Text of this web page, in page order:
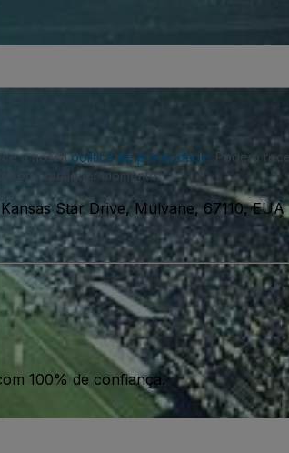
a nossapolítica de privacidade . Poderá
a qualquer momento.
Star Drive, Mulvane, 67110, EUA
100% de confiança.